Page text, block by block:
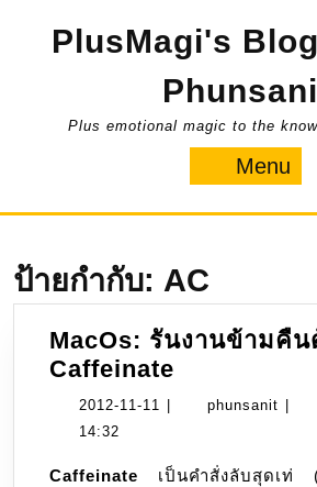
PlusMagi's
Plus emotional magic to the
Menu
ป้ายกำกับ: AC
MacOs: รันงานข้ามคืน
Caffeinate
2012-11-11 2012- phunsanit
14:32
Caffeinate เป็นคำสั่งลับสุดเท่